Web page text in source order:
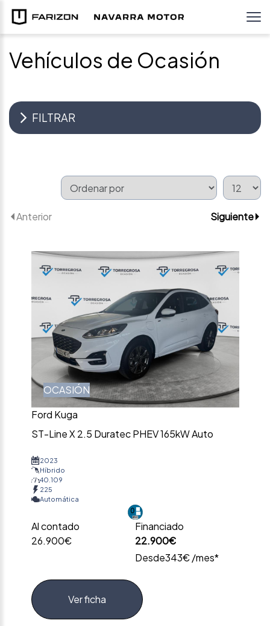
Vehículos de Ocasión
FILTRAR
Anterior Siguiente
OCASIÓN
Ford Kuga
ST-Line X 2.5 Duratec PHEV 165kW Auto
2023
Híbrido
40.109
225
Automática
Al contado
26.900€
Financiado
22.900€
Desde343€ /mes*
Ver ficha